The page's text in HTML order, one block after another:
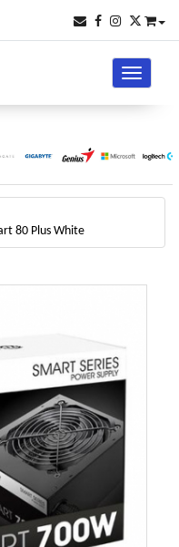
Toggle
80 Plus White